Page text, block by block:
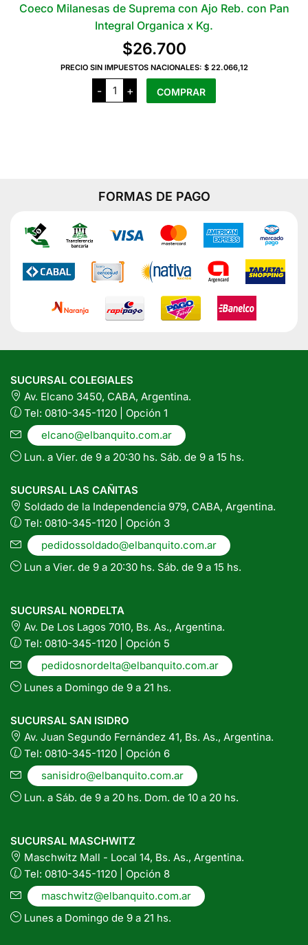
Coeco Milanesas de Suprema con Ajo Reb. con Pan
Integral Organica x Kg.
$26.700
PRECIO SIN IMPUESTOS NACIONALES: $ 22.066,12
-
Coeco
Milanesas
de
x
+ COMPRAR
FORMAS DE PAGO
SUCURSAL COLEGIALES
Av. Elcano 3450, CABA, Argentina.
Tel: 0810-345-1120 | Opción 1
elcano@elbanquito.com.ar
Lun. a Vier. de 9 a 20:30 hs. Sáb. de 9 a 15 hs.
SUCURSAL LAS CAÑITAS
Soldado de la Independencia 979, CABA, Argentina.
Tel: 0810-345-1120 | Opción 3
pedidossoldado@elbanquito.com.ar
Lun a Vier. de 9 a 20:30 hs. Sáb. de 9 a 15 hs.
SUCURSAL NORDELTA
Av. De Los Lagos 7010, Bs. As., Argentina.
Tel: 0810-345-1120 | Opción 5
pedidosnordelta@elbanquito.com.ar
Lunes a Domingo de 9 a 21 hs.
SUCURSAL SAN ISIDRO
Av. Juan Segundo Fernández 41, Bs. As., Argentina.
Tel: 0810-345-1120 | Opción 6
sanisidro@elbanquito.com.ar
Lun. a Sáb. de 9 a 20 hs. Dom. de 10 a 20 hs.
SUCURSAL MASCHWITZ
Maschwitz Mall - Local 14, Bs. As., Argentina.
Tel: 0810-345-1120 | Opción 8
maschwitz@elbanquito.com.ar
Lunes a Domingo de 9 a 21 hs.